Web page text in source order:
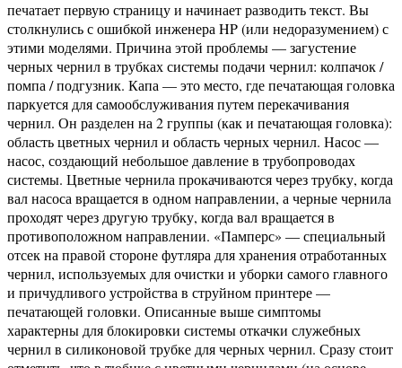
печатает первую страницу и начинает разводить текст. Вы
столкнулись с ошибкой инженера HP (или недоразумением) с
этими моделями. Причина этой проблемы — загустение
черных чернил в трубках системы подачи чернил: колпачок /
помпа / подгузник. Капа — это место, где печатающая головка
паркуется для самообслуживания путем перекачивания
чернил. Он разделен на 2 группы (как и печатающая головка):
область цветных чернил и область черных чернил. Насос —
насос, создающий небольшое давление в трубопроводах
системы. Цветные чернила прокачиваются через трубку, когда
вал насоса вращается в одном направлении, а черные чернила
проходят через другую трубку, когда вал вращается в
противоположном направлении. «Памперс» — специальный
отсек на правой стороне футляра для хранения отработанных
чернил, используемых для очистки и уборки самого главного
и причудливого устройства в струйном принтере —
печатающей головки. Описанные выше симптомы
характерны для блокировки системы откачки служебных
чернил в силиконовой трубке для черных чернил. Сразу стоит